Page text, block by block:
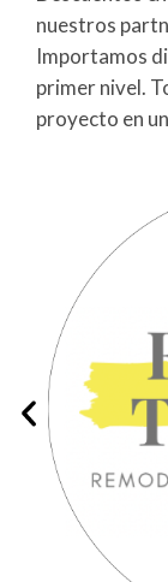
nuestros
Importamos
primer nivel.
proyecto en